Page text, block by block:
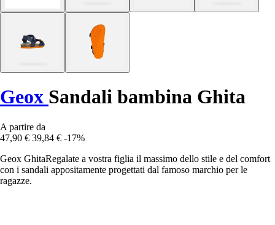
Geox Sandali bambina Ghita
A partire da
47,90 € 39,84 € -17%
Geox GhitaRegalate a vostra figlia il massimo dello stile e del comfort
con i sandali appositamente progettati dal famoso marchio per le
ragazze.